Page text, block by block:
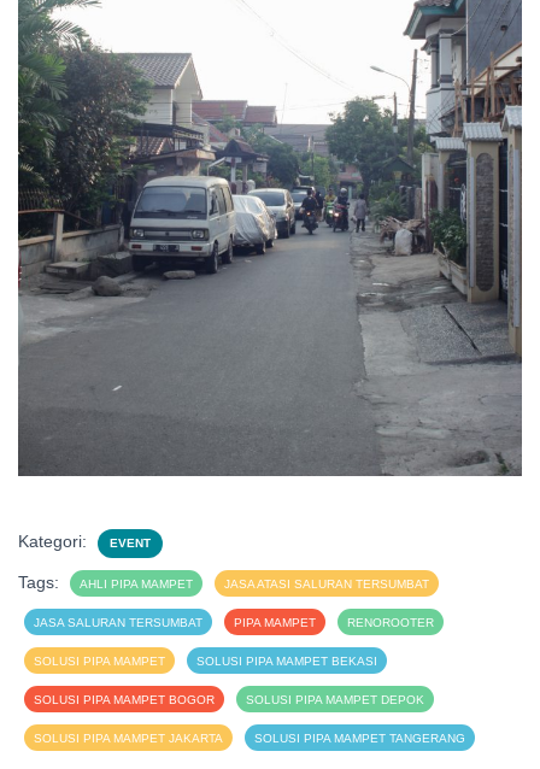
Kategori: EVENT
Tags: AHLI PIPA MAMPET JASA ATASI SALURAN TERSUMBAT
JASA SALURAN TERSUMBAT PIPA MAMPET RENOROOTER
SOLUSI PIPA MAMPET SOLUSI PIPA MAMPET BEKASI
SOLUSI PIPA MAMPET BOGOR SOLUSI PIPA MAMPET DEPOK
SOLUSI PIPA MAMPET JAKARTA SOLUSI PIPA MAMPET TANGERANG